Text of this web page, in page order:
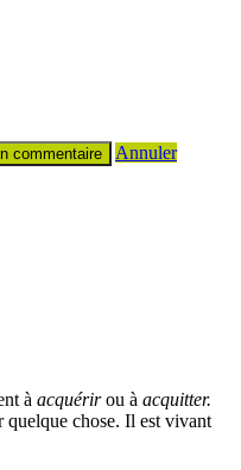
Annuler
à acquérirou à acquitter.
quelque chose. Il est vivant